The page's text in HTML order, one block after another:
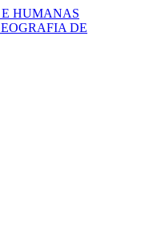
HUMANAS
DE